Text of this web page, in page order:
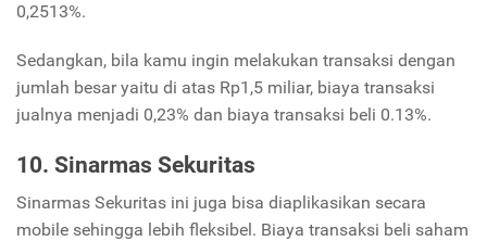
0,2513%.
Sedangkan, bila kamu ingin melakukan transaksi dengan
jumlah besar yaitu di atas Rp1,5 miliar, biaya transaksi
jualnya menjadi 0,23% dan biaya transaksi beli 0.13%.
10. Sinarmas Sekuritas
Sinarmas Sekuritas ini juga bisa diaplikasikan secara
mobile sehingga lebih fleksibel. Biaya transaksi beli saham